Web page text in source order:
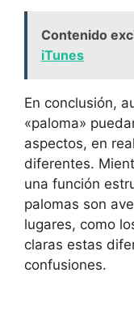
Contenido
iTunes
En conclusión,
«paloma»
aspectos, en
diferentes.
una función
palomas son
lugares, como
claras estas
confusiones.